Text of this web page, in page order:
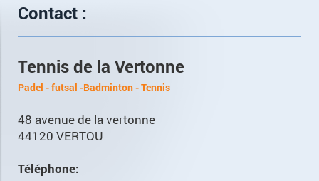
Contact :
Tennis de la Vertonne
Padel - futsal -Badminton - Tennis
48 avenue de la vertonne
44120 VERTOU
Téléphone: